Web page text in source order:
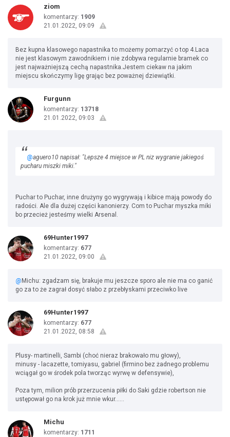
ziom
komentarzy: 1909
21.01.2022, 09:09
Bez kupna klasowego napastnika to możemy pomarzyć o top 4.Laca
nie jest klasowym zawodnikiem i nie zdobywa regularnie bramek co
jest najważniejszą cechą napastnika.Jestem ciekaw na jakim
miejscu skończymy ligę grając bez poważnej dziewiątki.
Furgunn
komentarzy: 13718
21.01.2022, 09:03
@aguero10 napisał: "Lepsze 4 miejsce w PL niz wygranie jakiegoś
pucharu miszki miki."
Puchar to Puchar, inne drużyny go wygrywają i kibice mają powody do
radości. Ale dla dużej części kanonierzy. Com to Puchar myszka miki
bo przecież jesteśmy wielki Arsenal.
69Hunter1997
komentarzy: 677
21.01.2022, 09:00
@ Michu: zgadzam się, brakuje mu jeszcze sporo ale nie ma co ganić
go za to że zagrał dosyć słabo z przebłyskami przeciwko live
69Hunter1997
komentarzy: 677
21.01.2022, 08:58
Plusy- martinelli, Sambi (choć nieraz brakowało mu głowy),
minusy - lacazette, tomiyasu, gabriel (firmino bez żadnego problemu
wciągał go w środek pola tworząc wyrwę w defensywie),
Poza tym, milion prób przerzucenia piłki do Saki gdzie robertson nie
ustępował go na krok już mnie wkur......
Michu
komentarzy: 1711